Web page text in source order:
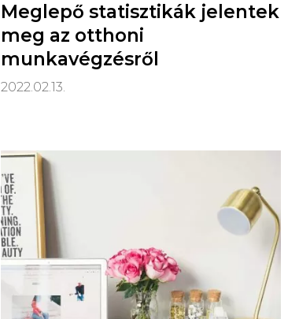
Meglepő statisztikák jelentek
meg az otthoni
munkavégzésről
2022.02.13.